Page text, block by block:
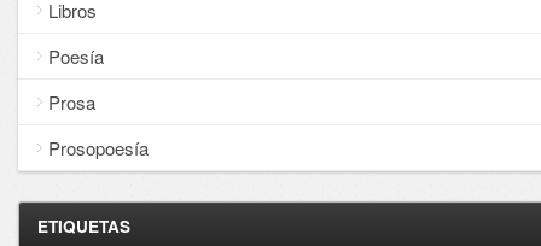
Libros
Poesía
Prosa
Prosopoesía
ETIQUETAS